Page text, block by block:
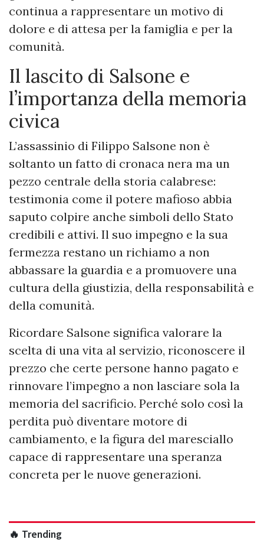
continua a rappresentare un motivo di
dolore e di attesa per la famiglia e per la
comunità.
Il lascito di Salsone e
l’importanza della memoria
civica
L’assassinio di Filippo Salsone non è
soltanto un fatto di cronaca nera ma un
pezzo centrale della storia calabrese:
testimonia come il potere mafioso abbia
saputo colpire anche simboli dello Stato
credibili e attivi. Il suo impegno e la sua
fermezza restano un richiamo a non
abbassare la guardia e a promuovere una
cultura della giustizia, della responsabilità e
della comunità.
Ricordare Salsone significa valorare la
scelta di una vita al servizio, riconoscere il
prezzo che certe persone hanno pagato e
rinnovare l’impegno a non lasciare sola la
memoria del sacrificio. Perché solo così la
perdita può diventare motore di
cambiamento, e la figura del maresciallo
capace di rappresentare una speranza
concreta per le nuove generazioni.
🔥 Trending